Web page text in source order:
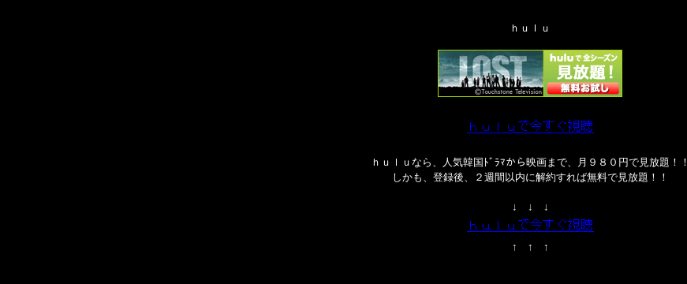
ｈｕｌｕ
ｈｕｌｕなら、人気韓国ﾄﾞﾗﾏから映画まで、月９８０円で見放題！！
しかも、登録後、２週間以内に解約すれば無料で見放題！！
↓ ↓ ↓
↑ ↑ ↑